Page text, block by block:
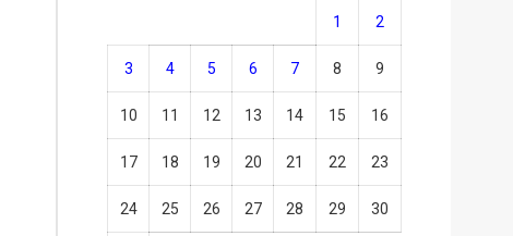
1 2
3 4 5 6 7 8 9
10 11 12 13 14 15 16
17 18 19 20 21 22 23
24 25 26 27 28 29 30